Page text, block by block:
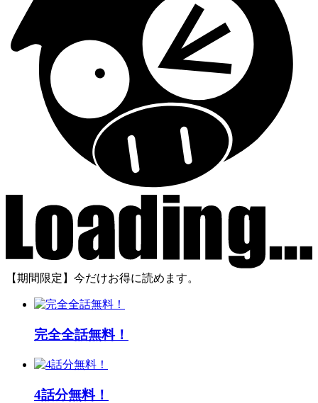
【期間限定】今だけお得に読めます。
完全全話無料！
4話分無料！